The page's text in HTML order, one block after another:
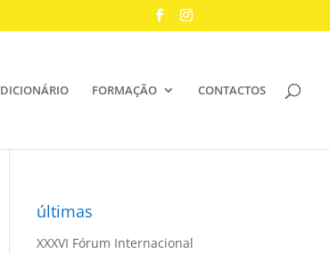
DICIONÁRIO FORMAÇÃO CONTACTOS
últimas
XXXVI Fórum Internacional